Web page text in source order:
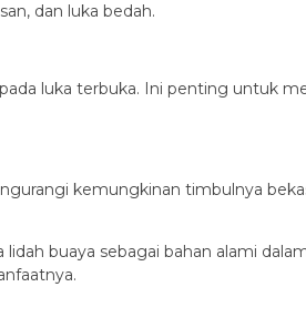
dan luka bedah.
luka terbuka. Ini penting untuk
kemungkinan timbulnya
buaya sebagai bahan alami